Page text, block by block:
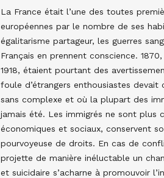
La France était l’une des toutes
européennes par le nombre de ses
égalitarisme partageur, les guerres
Français en prennent conscience.
1918, étaient pourtant des
foule d’étrangers enthousiastes devait
sans complexe et où la plupart des
jamais été. Les immigrés ne sont plus
économiques et sociaux, conservent
pourvoyeuse de droits. En cas de
projette de manière inéluctable un
et suicidaire s’acharne à promouvoir